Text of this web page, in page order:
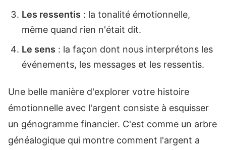
Les ressentis : la tonalité émotionnelle,
même quand rien n'était dit.
Le sens : la façon dont nous interprétons les
événements, les messages et les ressentis.
Une belle manière d'explorer votre histoire
émotionnelle avec l'argent consiste à esquisser
un génogramme financier. C'est comme un arbre
généalogique qui montre comment l'argent a